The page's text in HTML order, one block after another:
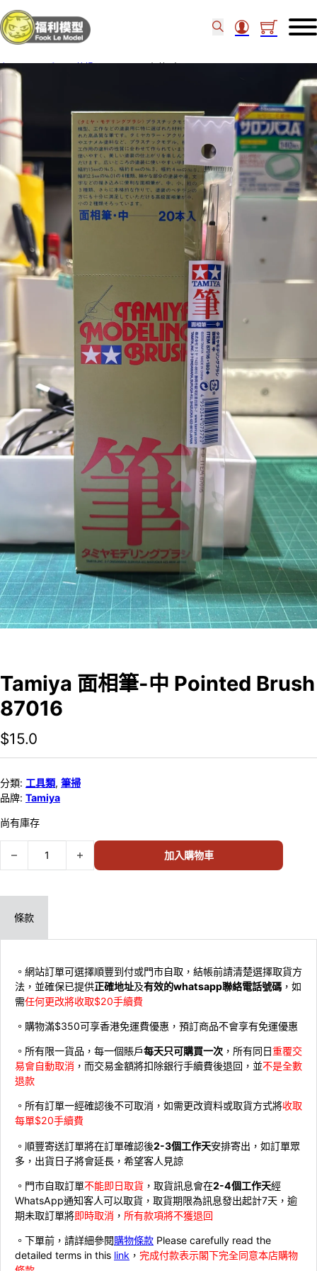
主頁
Tamiya 面相筆-中 Pointed Brush
87016
$15.0
分類: 工具類, 筆掃
品牌: Tamiya
尚有庫存
Tamiya 面相筆-中 Pointed Brush 87016 數量
加入購物車
條款
。網站訂單可選擇順豐到付或門市自取，結帳前請清楚選擇取貨方
法，並確保已提供正確地址及有效的whatsapp聯絡電話號碼 ，如
需任何更改將收取$20手續費
。購物滿$350可享香港免運費優惠，預訂商品不會享有免運優惠
。所有限一貨品，每一個賬戶每天只可購買一次 ，所有同日重覆交
易會自動取消 ，而交易金額將扣除銀行手續費後退回，並不是全數
退款
。所有訂單一經確認後不可取消，如需更改資料或取貨方式將收取
每單$20手續費
。順豐寄送訂單將在訂單確認後2-3個工作天安排寄出，如訂單眾
多，出貨日子將會延長，希望客人見諒
。門市自取訂單不能即日取貨 ，取貨訊息會在2-4個工作天經
WhatsApp通知客人可以取貨，取貨期限為訊息發出起計7天，逾
期未取訂單將即時取消 ， 所有款項將不獲退回
。下單前，請詳細參閱購物條款 Please carefully read the
detailed terms in this link ， 完成付款表示閣下完全同意本店購物